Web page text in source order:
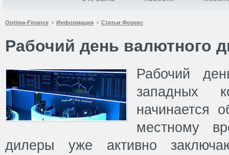
Optima-Finance Информация Статьи Форекс
Рабочий день валютного
Рабочий
западных
начинается
местному
дилеры уже активно